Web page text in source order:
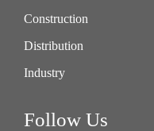
Construction
Distribution
Industry
Follow Us